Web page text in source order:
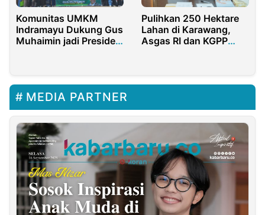
Komunitas UMKM
Indramayu Dukung Gus
Muhaimin jadi Presiden
Pulihkan 250 Hektare
Lahan di Karawang,
Asgas RI dan KGPP
MEDIA PARTNER